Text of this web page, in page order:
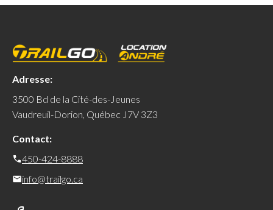
Adresse:
3500 Bd de la Cité-des-Jeunes
Vaudreuil-Dorion, Québec J7V 3Z3
Contact:
450-424-8888
info@trailgo.ca